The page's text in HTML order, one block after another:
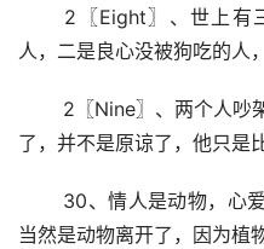
人，二是良心没被狗吃的人
了，并不是原谅了，他只是
当然是动物离开了，因为植